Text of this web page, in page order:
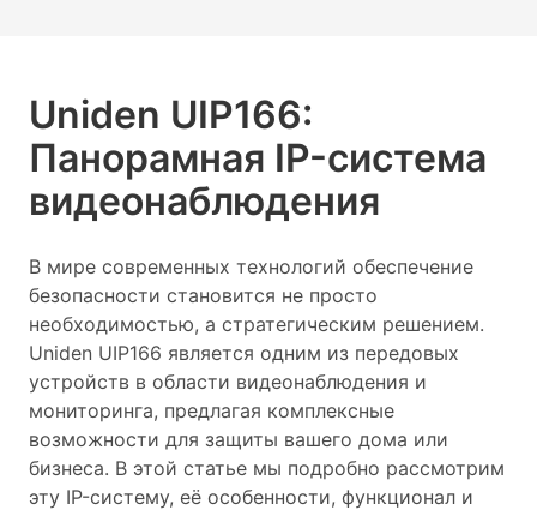
Uniden UIP166:
Панорамная IP-система
видеонаблюдения
В мире современных технологий обеспечение
безопасности становится не просто
необходимостью, а стратегическим решением.
Uniden UIP166 является одним из передовых
устройств в области видеонаблюдения и
мониторинга, предлагая комплексные
возможности для защиты вашего дома или
бизнеса. В этой статье мы подробно рассмотрим
эту IP-систему, её особенности, функционал и